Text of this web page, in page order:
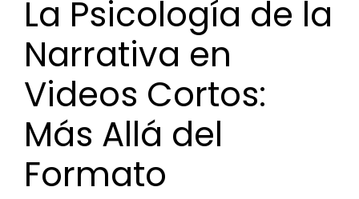
La Psicología de la
Narrativa en
Videos Cortos:
Más Allá del
Formato